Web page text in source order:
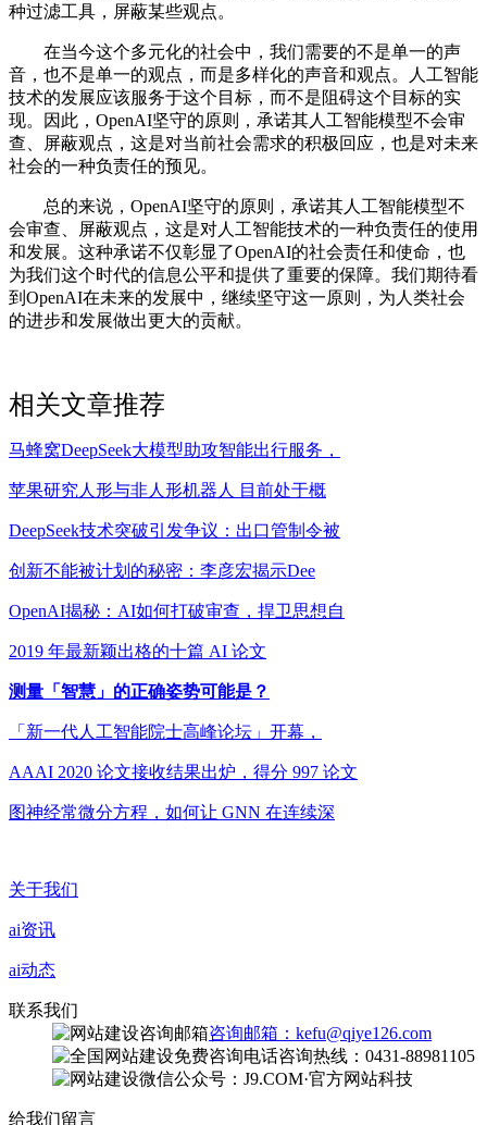
种过滤工具，屏蔽某些观点。
在当今这个多元化的社会中，我们需要的不是单一的声
音，也不是单一的观点，而是多样化的声音和观点。人工智能
技术的发展应该服务于这个目标，而不是阻碍这个目标的实
现。因此，OpenAI坚守的原则，承诺其人工智能模型不会审
查、屏蔽观点，这是对当前社会需求的积极回应，也是对未来
社会的一种负责任的预见。
总的来说，OpenAI坚守的原则，承诺其人工智能模型不
会审查、屏蔽观点，这是对人工智能技术的一种负责任的使用
和发展。这种承诺不仅彰显了OpenAI的社会责任和使命，也
为我们这个时代的信息公平和提供了重要的保障。我们期待看
到OpenAI在未来的发展中，继续坚守这一原则，为人类社会
的进步和发展做出更大的贡献。
相关文章推荐
马蜂窝DeepSeek大模型助攻智能出行服务，
苹果研究人形与非人形机器人 目前处于概
DeepSeek技术突破引发争议：出口管制令被
创新不能被计划的秘密：李彦宏揭示Dee
OpenAI揭秘：AI如何打破审查，捍卫思想自
2019 年最新颖出格的十篇 AI 论文
测量「智慧」的正确姿势可能是？
「新一代人工智能院士高峰论坛」开幕，
AAAI 2020 论文接收结果出炉，得分 997 论文
图神经常微分方程，如何让 GNN 在连续深
关于我们
ai资讯
ai动态
联系我们
咨询邮箱：kefu@qiye126.com
咨询热线：0431-88981105
微信公众号：J9.COM·官方网站科技
给我们留言